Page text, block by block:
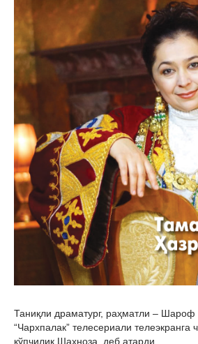
Таниқли драматург, раҳматли – Шароф
“Чархпалак” телесериали телеэкранга
кўпчилик Шаҳноза, деб атарди.